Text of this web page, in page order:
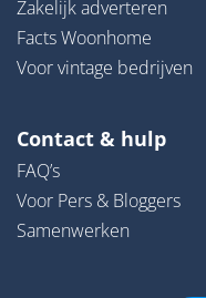
Zakelijk adverteren
Facts Woonhome
Voor vintage bedrijven
Contact & hulp
FAQ’s
Voor Pers & Bloggers
Samenwerken